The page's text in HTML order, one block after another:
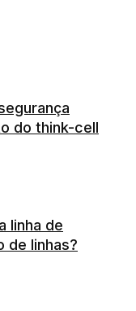
do think-cell
linha de
de linhas?